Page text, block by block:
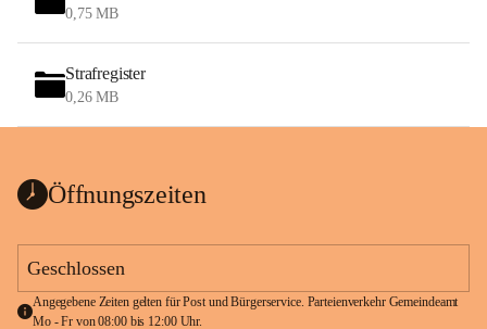
0,75 MB
Strafregister
0,26 MB
Öffnungszeiten
Geschlossen
Angegebene Zeiten gelten für Post und Bürgerservice. Parteienverkehr Gemeindeamt
Mo - Fr von 08:00 bis 12:00 Uhr.